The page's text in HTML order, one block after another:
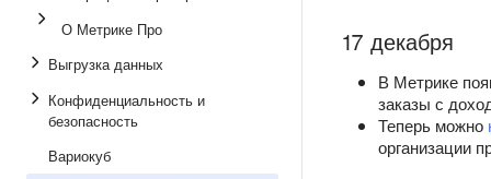
О Метрике Про
Выгрузка данных
Конфиденциальность и
безопасность
Вариокуб
17 декабря
В Метрике
заказы с
Теперь можно
организации